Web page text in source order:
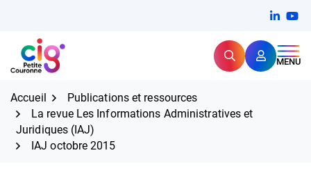
contenu
CIG Petite Couronne RechercherMENU
Expertise et proximité pour
Accueil
Publications et ressources
La revue Les Informations Administratives et
Juridiques (IAJ)
IAJ octobre 2015